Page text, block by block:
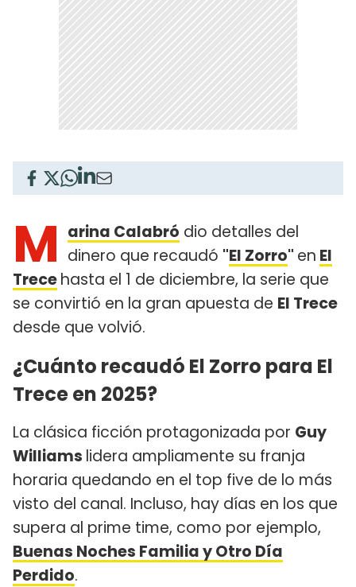
M arina Calabró dio detalles del
dinero que recaudó "El Zorro" en El
Trecehasta el 1 de diciembre, la serie que
se convirtió en la gran apuesta de El Trece
desde que volvió.
¿Cuánto recaudó El Zorro para El
Trece en 2025?
La clásica ficción protagonizada por Guy
Williams lidera ampliamente su franja
horaria quedando en el top five de lo más
visto del canal. Incluso, hay días en los que
supera al prime time, como por ejemplo,
Buenas Noches Familia y Otro Día
Perdido.